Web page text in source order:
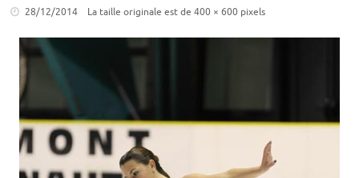
28/12/2014 La taille originale est de 400 × 600 pixels